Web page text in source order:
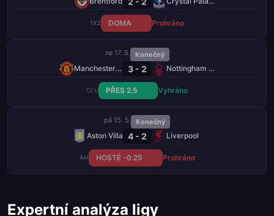
1X2 DOMA Prohráno
ne 17. 5. Konečný
Manchester United 3 - 2 Nottingham Forest
O/U PŘES 2.5 Vyhráno
pá 15. 5. Konečný
Aston Villa 4 - 2 Liverpool
AH HOSTÉ -0.25 Prohráno
Expertní analýza ligy